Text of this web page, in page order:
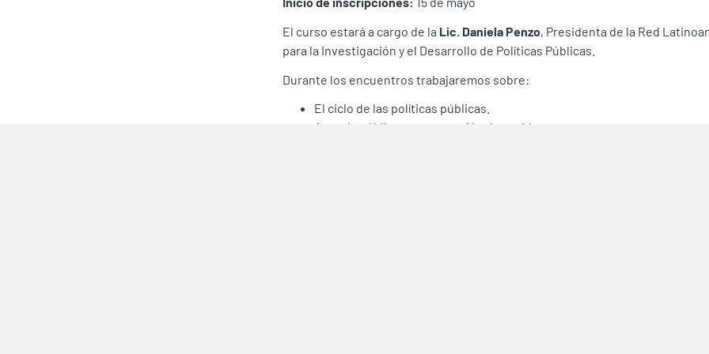
El curso estará a cargo de la Lic. Daniela Penzo, Presidenta de la Red
para la Investigación y el Desarrollo de Políticas Públicas.
Durante los encuentros trabajaremos sobre:
El ciclo de las políticas públicas.
Agenda pública y construcción de problemas.